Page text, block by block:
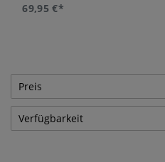
69,95 €*
Preis
€ ―
Verfügbarkeit